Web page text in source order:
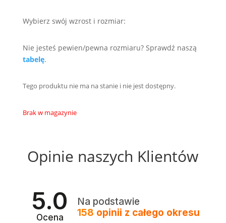
Wybierz swój wzrost i rozmiar:
Nie jesteś pewien/pewna rozmiaru? Sprawdź naszą
tabelę.
Tego produktu nie ma na stanie i nie jest dostępny.
Brak w magazynie
Opinie naszych Klientów
5.0
Ocena
Na podstawie
158 opinii z całego okresu